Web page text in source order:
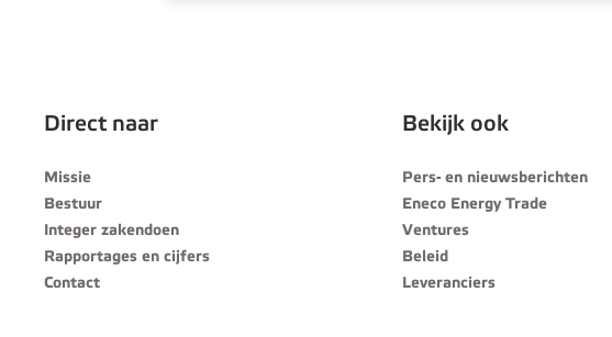
Direct naar
Missie
Bestuur
Integer zakendoen
Rapportages en cijfers
Contact
Bekijk ook
Pers- en nieuwsberichten
Eneco Energy Trade
Ventures
Beleid
Leveranciers